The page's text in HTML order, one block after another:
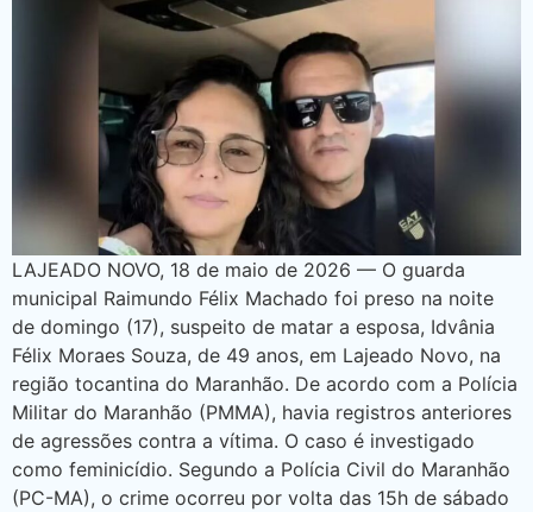
LAJEADO NOVO, 18 de maio de 2026 — O guarda
municipal Raimundo Félix Machado foi preso na noite
de domingo (17), suspeito de matar a esposa, Idvânia
Félix Moraes Souza, de 49 anos, em Lajeado Novo, na
região tocantina do Maranhão. De acordo com a Polícia
Militar do Maranhão (PMMA), havia registros anteriores
de agressões contra a vítima. O caso é investigado
como feminicídio. Segundo a Polícia Civil do Maranhão
(PC-MA), o crime ocorreu por volta das 15h de sábado